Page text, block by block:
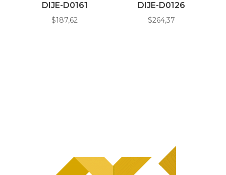
DIJE-D0161
$187,62
DIJE-D0126
$264,37